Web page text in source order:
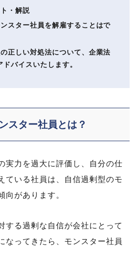
・解説
スター社員を解雇することはで
正しい対処法について、企業法
バイスいたします。
スター社員とは？
実力を過大に評価し、自分の仕
ている社員は、自信過剰型のモ
向があります。
する過剰な自信が会社にとって
なってきたら、モンスター社員